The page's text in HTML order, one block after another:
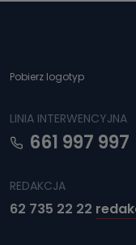
Pobierz logotyp
LINIA INTERWENCYJNA
661 997 997
REDAKCJA
62 735 22 22